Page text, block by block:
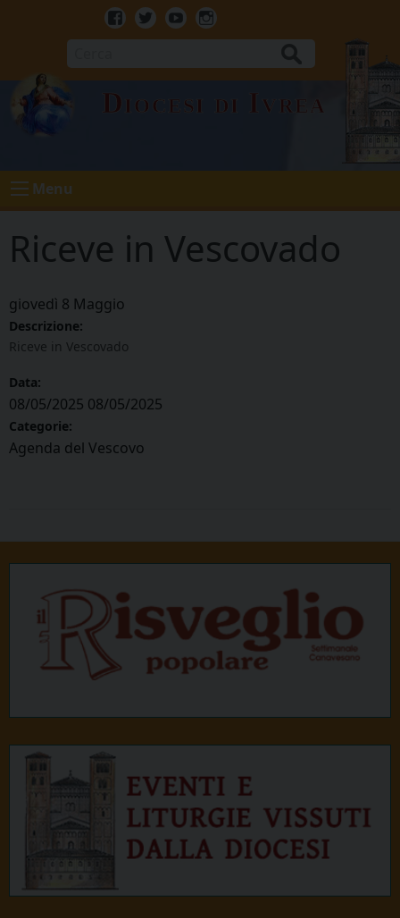
Facebook
TwitterYoutubeInstagram
Diocesi di Ivrea
Menu
⁠Riceve in Vescovado
giovedì 8 Maggio
Descrizione:
⁠Riceve in Vescovado
Data:
08/05/2025 08/05/2025
Categorie:
Agenda del Vescovo